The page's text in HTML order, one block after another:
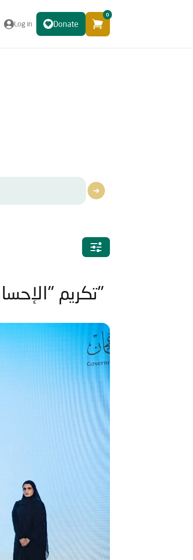
Log in Donate
0
تكريم "الإحسان الخيرية" بجائزة الجهة المميزة لدورها في "صيفنا سعادة"